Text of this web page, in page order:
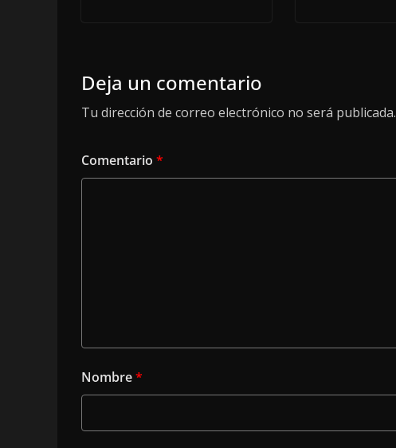
Deja un comentario
Tu dirección de correo electrónico no será publicada.
Comentario *
Nombre*